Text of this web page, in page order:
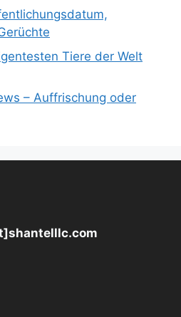
Tiere der Welt
– Auffrischung oder